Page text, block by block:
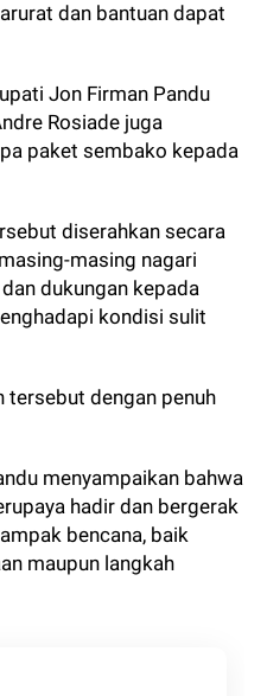
dan bantuan dapat
Jon Firman Pandu
Rosiade juga
paket sembako kepada
diserahkan secara
masing nagari
dukungan kepada
kondisi sulit
tersebut dengan penuh
menyampaikan bahwa
hadir dan bergerak
bencana, baik
maupun langkah